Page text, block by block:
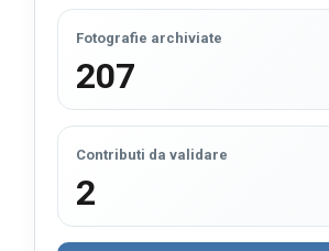
Fotografie archiviate
207
Contributi da validare
2